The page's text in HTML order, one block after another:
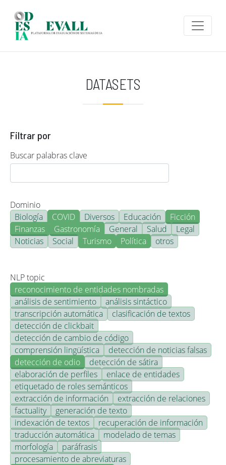
DATASETS
Filtrar por
Buscar palabras clave
Dominio
Biología
COVID Diversos Educación
Ficción
Finanzas
Gastronomía General Salud
Legal
Noticias
Social Turismo Política otros
NLP topic
reconocimiento de entidades nombradas
análisis de sentimiento
análisis sintáctico
transcripción automática
clasificación de textos
detección de clickbait
detección de cambio de código
comprensión lingüística
detección de noticias falsas
detección de odio
detección de sátira
elaboración de perfiles
enlace de entidades
etiquetado de roles semánticos
extracción de información
extracción de relaciones
factuality
generación de texto
indexación de textos
recuperación de información
traducción automática
modelado de temas
morfología
paráfrasis
procesamiento de abreviaturas